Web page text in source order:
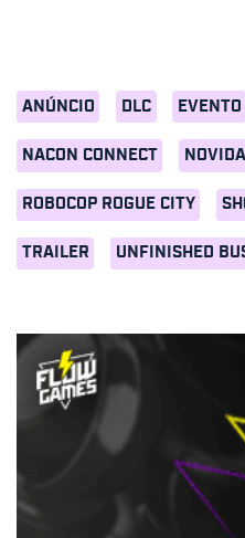
ANÚNCIO DLC EVENTO
NACON CONNECT
ROBOCOP ROGUE CITY
TRAILER UNFINISHED